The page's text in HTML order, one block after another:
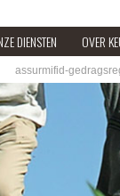
DIENSTEN OVER
assurmifid-